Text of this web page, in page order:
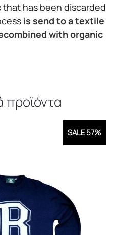
that has been discarded
is send to a textile
with organic
προϊόντα
SALE 57%